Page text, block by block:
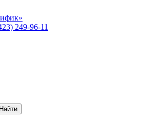
249-96-11
Найти